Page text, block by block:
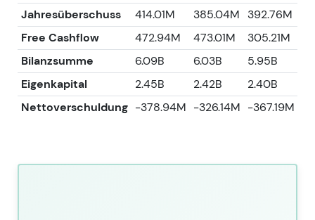
Jahresüberschuss 414.01M 385.04M 392.76M
Free Cashflow
472.94M 473.01M 305.21M
Bilanzsumme
6.09B 6.03B 5.95B
Eigenkapital
2.45B 2.42B 2.40B
Nettoverschuldung -378.94M -326.14M -367.19M